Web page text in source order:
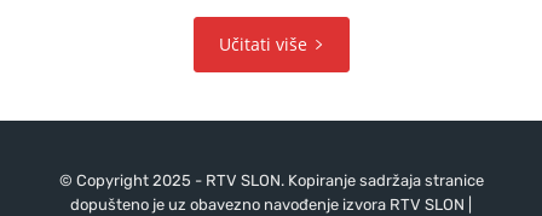
Učitati više
© Copyright 2025 - RTV SLON. Kopiranje sadržaja stranice
dopušteno je uz obavezno navođenje izvora RTV SLON |